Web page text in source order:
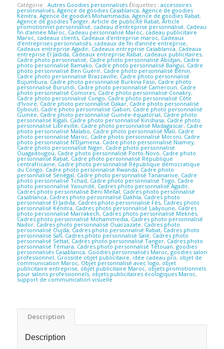
Catégorie : Autres Goodies personnalisés Étiquettes : accessoires
personnalisés, Agence de goodies Casablanca, Agence de goodies
Kénitra, Agence de goodies Mohammadia, Agence de goodies Rabat,
Agence de goodies Tanger, Article de publicité Rabat, Article
promotionnel personnalisé, cadeau d'entreprise personnalisé, Cadeau
fin d'année Maroc, Cadeau personnalisé Maroc, cadeau publicitaire
Maroc, cadeaux clients, Cadeaux d'entreprise maroc, Cadeaux
d’entreprises personnalisés, cadeaux de fin d’année entreprise,
Cadeaux entreprise Agadir, Cadeaux entreprise Casablanca, Cadeaux
entreprise El Jadida, Cadeaux entreprise Rabat, cadeaux publicitaires,
Cadre photo personnalisé, Cadre photo personnalisé Abidjan, Cadre
photo personnalisé Bamako, Cadre photo personnalisé Bangui, Cadre
photo personnalisé Ben Guérir, Cadre photo personnalisé Bénin,
Cadre photo personnalisé Brazzaville, Cadre photo personnalisé
Bujumbura, Cadre photo personnalisé Burkina Faso, Cadre photo
personnalisé Burundi, Cadre photo personnalisé Cameroun, Cadre
photo personnalisé Comores, Cadre photo personnalisé Conakry,
Cadre photo personnalisé Congo, Cadre photo personnalisé Côte
d’Ivoire, Cadre photo personnalisé Dakar, Cadre photo personnalisé
Djibouti, Cadre photo personnalisé Gabon, Cadre photo personnalisé
Guinée, Cadre photo personnalisé Guinée-équatorial, Cadre photo
personnalisé Kigali, Cadre photo personnalisé Kinshasa, Cadre photo
personnalisé Libreville, Cadre photo personnalisé Madagascar, Cadre
photo personnalisé Malabo, Cadre photo personnalisé Mali, Cadre
photo personnalisé Maroc, Cadre photo personnalisé Moroni, Cadre
photo personnalisé N’Djamena, Cadre photo personnalisé Niamey,
Cadre photo personnalisé Niger, Cadre photo personnalisé
Ouagadougou, Cadre photo personnalisé Porto-Novo, Cadre photo
personnalisé Rabat, Cadre photo personnalisé République
centrafricaine, Cadre photo personnalisé République démocratique
du Congo, Cadre photo personnalisé Rwanda, Cadre photo
personnalisé Sénégal, Cadre photo personnalisé Tananarive, Cadre
photo personnalisé Tchad, Cadre photo personnalisé Togo, Cadre
photo personnalisé Yaoundé, Cadres photo personnalisé Agadir,
Cadres photo personnalisé Béni Mellal, Cadres photo personnalisé
Casablanca, Cadres photo personnalisé Dakhla,Cadres photo
personnalisé El Jadida, Cadres photo personnalisé Fès, Cadres photo
personnalisé Kénitra, Cadres photo personnalisé Laâyoune, Cadres
photo personnalisé Marrakech, Cadres photo personnalisé Meknès,
Cadres photo personnalisé Mohammedia, Cadres photo personnalisé
Nador, Cadres photo personnalisé Ouarzazate, Cadres photo
personnalisé Oujda, Cadres photo personnalisé Rabat, Cadres photo
personnalisé Safi, Cadres photo personnalisé Salé, Cadres photo
personnalisé Settat, Cadres photo personnalisé Tanger, Cadres photo
personnalisé Témara, Cadres photo personnalisé Tétouan, goodies
personnalisés Casablanca, Goodies personnalisés Maroc, goodies salon
professionnel, Grossiste objet publicitaire, idée cadeau pro, objet de
communication Maroc, Objet personnalisé avec logo, objet
publicitaire entreprise, objet publicitaire Maroc, objets promotionnels
pour salons professionnels, objets publicitaires écologiques Maroc,
support de communication visuelle
Description
Description